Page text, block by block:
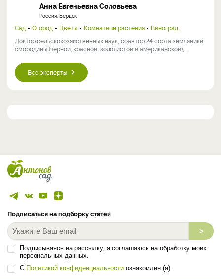
Анна Евгеньевна Соловьева
Россия, Бердск
Сад Огород Цветы Комнатные растения
Виноград
Доктор сельскохозяйственных наук, соавтор 24 сорта земляники,
смородины (чёрной, красной, золотистой и американской), ...
Все эксперты
Подписаться на подборку статей
>
Подписываясь на рассылку, я соглашаюсь на обработку моих
персональных данных.
С Политикой конфиденциальности ознакомлен (а).